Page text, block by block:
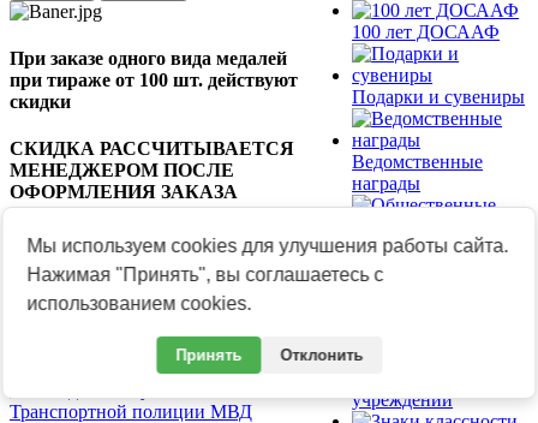
При заказе одного вида медалей
при тираже от 100 шт. действуют
скидки
СКИДКА РАССЧИТЫВАЕТСЯ
МЕНЕДЖЕРОМ ПОСЛЕ
ОФОРМЛЕНИЯ ЗАКАЗА
ВНИМАНИЕ! Представленная в
разделе продукция изготавливается
под Ваш заказ.
Транспортной полиции МВД
100 лет ДОСААФ
Подарки и сувениры
Ведомственные
награды
Общественные
награды
Знаки
учреждений
Мы используем cookies для улучшения работы сайта.
Нажимая "Принять", вы соглашаетесь с
использованием cookies.
Принять Отклонить